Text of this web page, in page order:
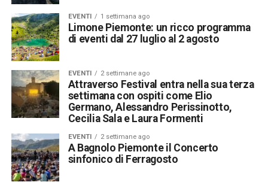
EVENTI 1 settimana ago
Limone Piemonte: un ricco programma
di eventi dal 27 luglio al 2 agosto
EVENTI 2 settimane ago
Attraverso Festival entra nella sua terza
settimana con ospiti come Elio
Germano, Alessandro Perissinotto,
Cecilia Sala e Laura Formenti
EVENTI 2 settimane ago
A Bagnolo Piemonte il Concerto
sinfonico di Ferragosto